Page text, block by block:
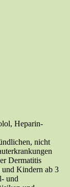
Heparin-
nicht
Dermatitis
und Kindern ab 3
und